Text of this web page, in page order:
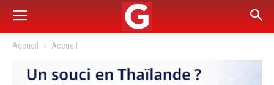
Accueil Accueil